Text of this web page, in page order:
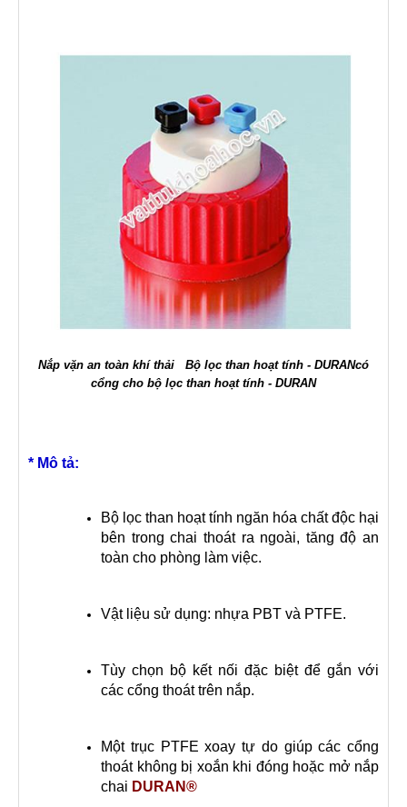
Nắp vặn an toàn khí thải Bộ lọc than hoạt tính - DURANcó
cổng cho bộ lọc than hoạt tính - DURAN
* Mô tả:
Bộ lọc than hoạt tính ngăn hóa chất độc hại
bên trong chai thoát ra ngoài, tăng độ an
toàn cho phòng làm việc.
Vật liệu sử dụng: nhựa PBT và PTFE.
Tùy chọn bộ kết nối đặc biệt để gắn với
các cổng thoát trên nắp.
Một trục PTFE xoay tự do giúp các cổng
thoát không bị xoắn khi đóng hoặc mở nắp
chai DURAN®